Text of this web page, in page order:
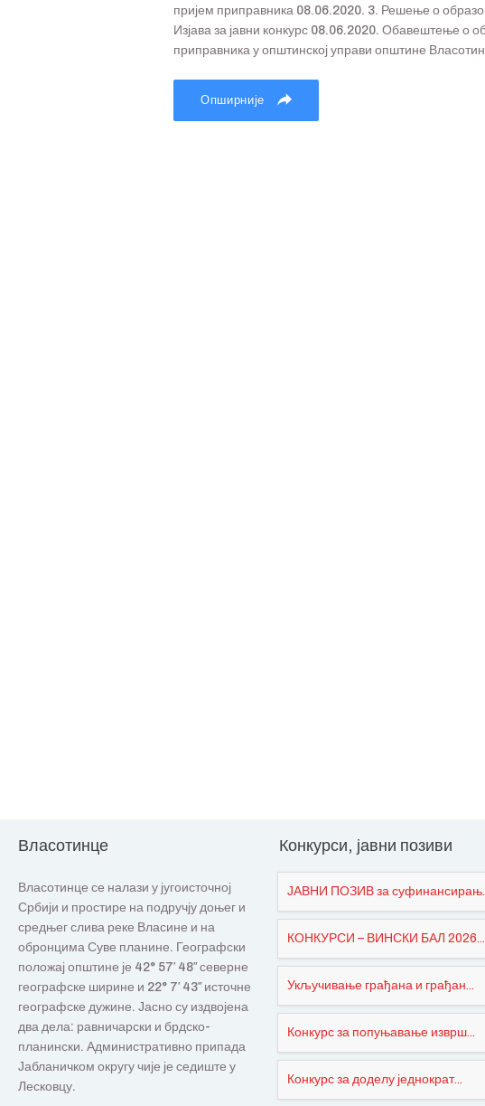
пријем приправника 08.06.2020. 3. Решење о
Изјава за јавни конкурс 08.06.2020. Обавештење о
приправника у општинској управи општине
Опширније
Власотинце
Власотинце се налази у југоисточној
Србији и простире на подручју доњег и
средњег слива реке Власине и на
обронцима Суве планине. Географски
положај општине је 42° 57′ 48″ северне
географске ширине и 22° 7′ 43″ источне
географске дужине. Јасно су издвојена
два дела: равничарски и брдско-
планински. Административно припада
Јабланичком округу чије је седиште у
Лесковцу.
Конкурси, јавни позиви
ЈАВНИ ПОЗИВ за
КОНКУРСИ – ВИНСКИ БАЛ 2026...
Укључивање грађана и грађан...
Конкурс за попуњавање изврш...
Конкурс за доделу једнократ...